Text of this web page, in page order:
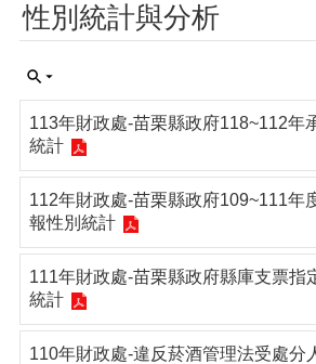
務
簡
介
民
服
務
公
促
參
專
性別統計與分析
113年財政處-苗栗縣政府118~112年
統計
112年財政處-苗栗縣政府109~111年
報性別統計
111年財政處-苗栗縣政府縣庫支票指
統計
110年財政處-違反菸酒管理法受處分